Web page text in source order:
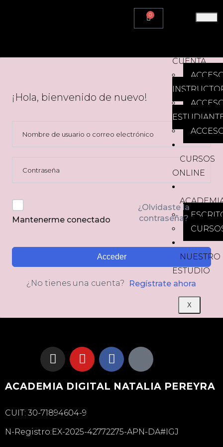
0
CUENTA
CURSOS
ONLINE
NUESTRO
ESTUDIO
X
¡Hola, bienvenido de nuevo!
Mantenerme conectado
¿Olvidaste la
contraseña?
Acceder
¿No tienes una cuenta? Regístrate ahora
ACADEMIA DIGITAL NATALIA PEREYRA
CUIT: 30-71894604-9
N-Registro:EX-2025-42772275-APN-DA#IGJ